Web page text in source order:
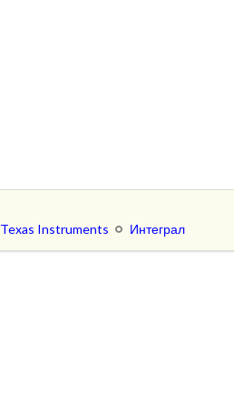
Texas Instruments Интеграл